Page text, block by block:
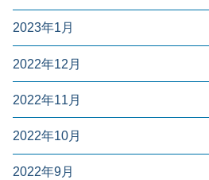
2023年1月
2022年12月
2022年11月
2022年10月
2022年9月